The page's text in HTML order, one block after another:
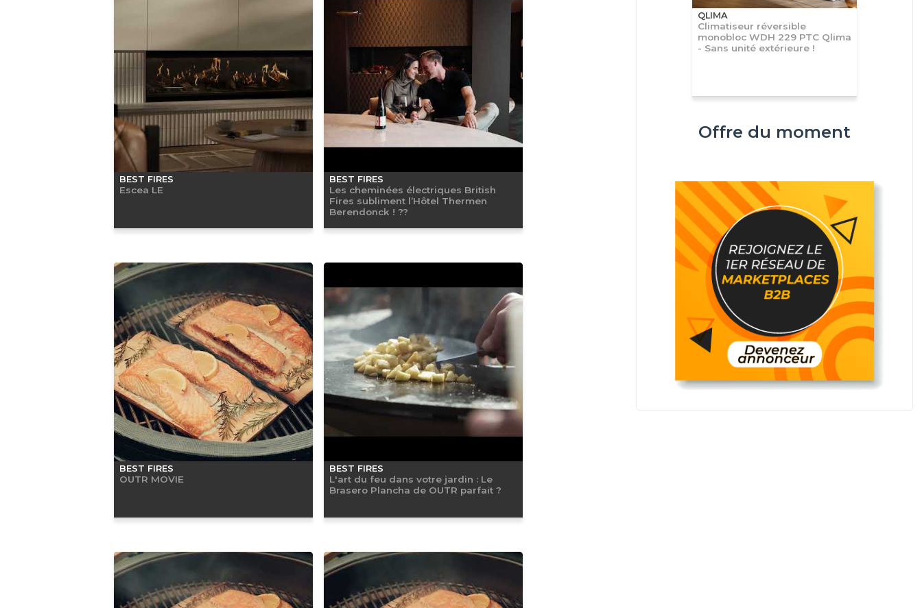
BEST FIRES
Escea LE
BEST FIRES
Les cheminées électriques British
Fires subliment l’Hôtel Thermen
Berendonck ! ??
BEST FIRES
OUTR MOVIE
BEST FIRES
L'art du feu dans votre jardin : Le
Brasero Plancha de OUTR parfait ?
QLIMA
Climatiseur réversible
monobloc WDH 229 PTC Qlima
- Sans unité extérieure !
Offre du moment